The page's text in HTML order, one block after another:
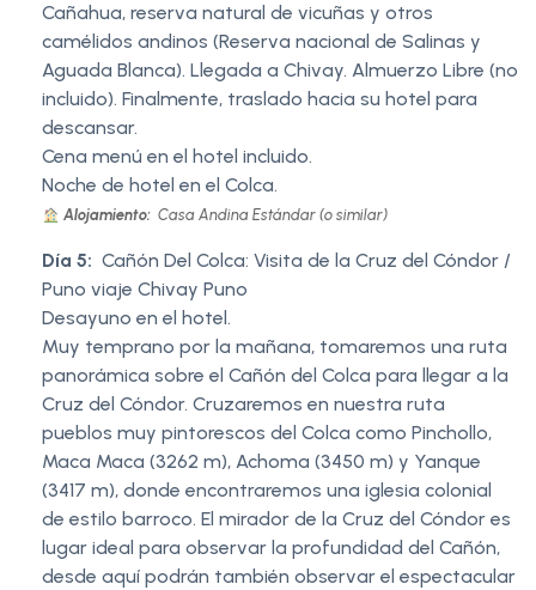
Cañahua, reserva natural de vicuñas y otros
camélidos andinos (Reserva nacional de Salinas y
Aguada Blanca). Llegada a Chivay. Almuerzo Libre (no
incluido). Finalmente, traslado hacia su hotel para
descansar.
Cena menú en el hotel incluido.
Noche de hotel en el Colca.
Alojamiento: Casa Andina Estándar (o similar)
Día 5: Cañón Del Colca: Visita de la Cruz del Cóndor /
Puno viaje Chivay Puno
Desayuno en el hotel.
Muy temprano por la mañana, tomaremos una ruta
panorámica sobre el Cañón del Colca para llegar a la
Cruz del Cóndor. Cruzaremos en nuestra ruta
pueblos muy pintorescos del Colca como Pinchollo,
Maca Maca (3262 m), Achoma (3450 m) y Yanque
(3417 m), donde encontraremos una iglesia colonial
de estilo barroco. El mirador de la Cruz del Cóndor es
lugar ideal para observar la profundidad del Cañón,
desde aquí podrán también observar el espectacular